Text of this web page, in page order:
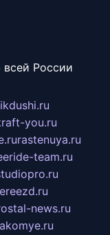
всей России
you.ru
rastenuya.ru
team.ru
news.ru